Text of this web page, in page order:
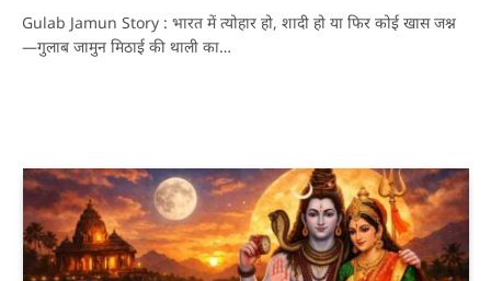
Gulab Jamun Story : भारत में त्योहार हो, शादी हो या फिर कोई खास जश्न
—गुलाब जामुन मिठाई की थाली का…